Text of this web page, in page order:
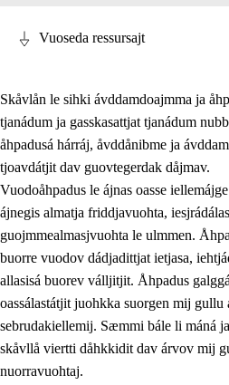
2.
Prinsihpa oahppama,
hárráj
2.1 Sosiála oahppam ja
2.2 Máhtudahka fágáj hárráj
Vuoseda ressursajt
Skåvlån le sihki ávddamdoajmma ja
tjanádum ja gasskasattjat tjanádum
åhpadusá hárráj, åvddånibme ja
tjoavdátjit dav guovtegerdak dåjmav.
Vuodoåhpadus le ájnas oasse
ájnegis almatja friddjavuohta,
guojmmealmasjvuohta le ulmmen.
buorre vuodov dádjadittjat ietjasa,
allasisá buorev válljitjit. Åhpadus
oassálastátjit juohkka suorgen mij gullu
sebrudakiellemij. Sæmmi bále li máná
skåvllå viertti dåhkkidit dav árvov mij
nuorravuohtaj.